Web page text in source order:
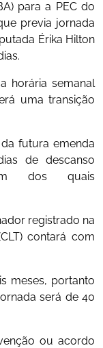
para a PEC do
previa jornada
Érika Hilton
horária semanal
uma transição
futura emenda
de descanso
dos quais
registrado na
contará com
meses, portanto
será de 40
ou acordo